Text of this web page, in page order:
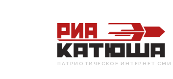
ПАТРИОТИЧЕСКОЕ ИНТЕРНЕТ СМИ